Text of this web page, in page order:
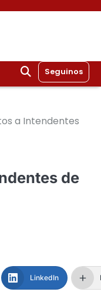
Seguinos
a Intendentes
de
LinkedIn